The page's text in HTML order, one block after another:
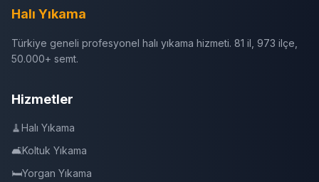
Halı Yıkama
Türkiye geneli profesyonel halı yıkama hizmeti. 81 il, 973 ilçe,
50.000+ semt.
Hizmetler
🧹Halı Yıkama
🛋️Koltuk Yıkama
🛏️Yorgan Yıkama